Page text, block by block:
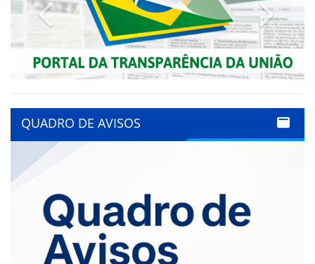
Previous Next
QUADRO DE AVISOS